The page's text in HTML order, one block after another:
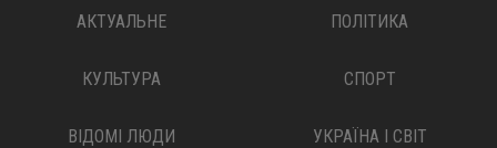
АКТУАЛЬНЕ ПОЛІТИКА
КУЛЬТУРА СПОРТ
ВІДОМІ ЛЮДИ УКРАЇНА І СВІТ